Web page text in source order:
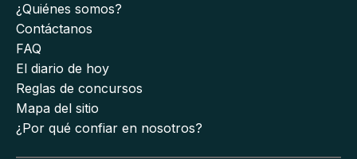
¿Quiénes somos?
Contáctanos
FAQ
El diario de hoy
Reglas de concursos
Mapa del sitio
¿Por qué confiar en nosotros?